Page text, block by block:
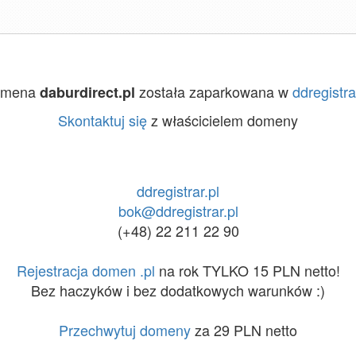
daburdirect.pl została zaparkowana w
Skontaktuj sięz właścicielem domeny
ddregistrar.pl
bok@ddregistrar.pl
(+48) 22 211 22 90
Rejestracja domen .pl na rok TYLKO 15 PLN netto!
Bez haczyków i bez dodatkowych warunków :)
Przechwytuj domenyza 29 PLN netto